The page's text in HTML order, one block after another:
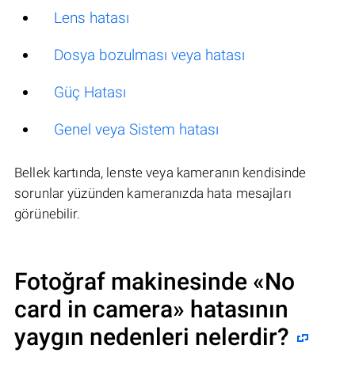
Lens hatası
Dosya bozulması veya hatası
Güç Hatası
Genel veya Sistem hatası
Bellek kartında, lenste veya kameranın kendisinde
sorunlar yüzünden kameranızda hata mesajları
görünebilir.
Fotoğraf makinesinde «No
card in camera» hatasının
yaygın nedenleri nelerdir?